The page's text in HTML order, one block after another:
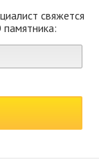
свяжется